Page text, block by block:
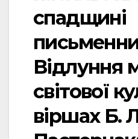
спадщині
Відлуння
світової
віршах Б.